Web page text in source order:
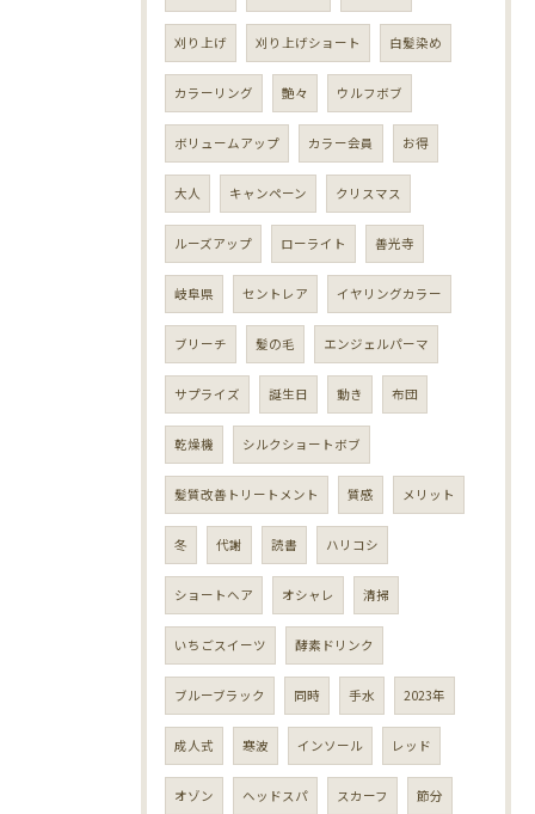
刈り上げ 刈り上げショート 白髪染め
カラーリング 艶々 ウルフボブ
ボリュームアップ カラー会員 お得
大人 キャンペーン クリスマス
ルーズアップ ローライト 善光寺
岐阜県 セントレア イヤリングカラー
ブリーチ 髪の毛 エンジェルパーマ
サプライズ 誕生日 動き 布団
乾燥機 シルクショートボブ
髪質改善トリートメント 質感 メリット
冬 代謝 読書 ハリコシ
ショートヘア オシャレ 清掃
いちごスイーツ 酵素ドリンク
ブルーブラック 同時 手水 2023年
成人式 寒波 インソール レッド
オゾン ヘッドスパ スカーフ 節分